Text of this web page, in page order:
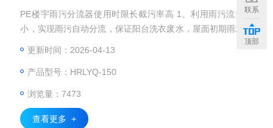
PE楼宇雨污分流器使用时限长截污率高 1、利用雨污流量大
小，实现雨污自动分流，保证阳台洗衣废水，屋面初期雨水分
流到污水管网，截污率高； 2、安装维护方便，简单，无需特
限长； 4、集分流、过滤、排污于一体，功能齐全，运行稳
更新时间：2026-04-13
产品型号：HRLYQ-150
浏览量：7473
查看更多 +
联系
顶部